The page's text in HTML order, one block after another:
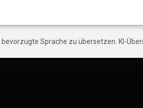
Sprache zu übersetzen. KI-